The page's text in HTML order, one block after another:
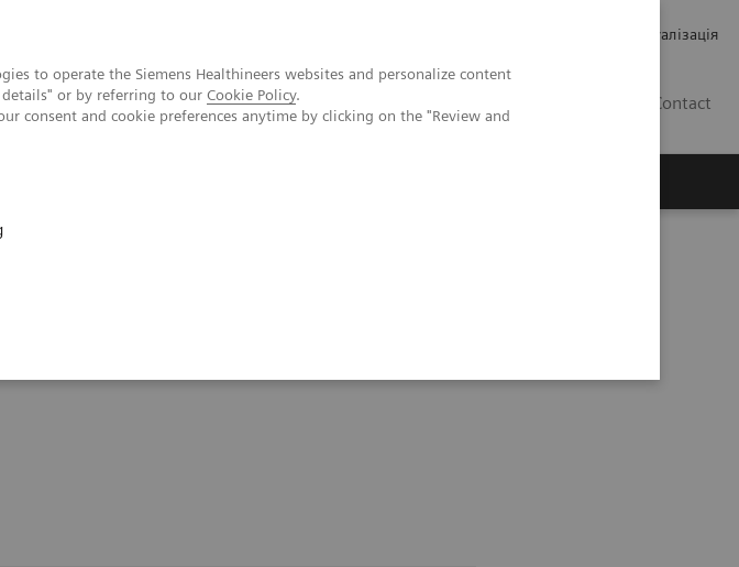
to operate the Siemens Healthineers websites and personalize content
or by referring to our Cookie Policy.
consent and cookie preferences anytime by clicking on the "Review and
Медична візуалізація
Contact
Vision